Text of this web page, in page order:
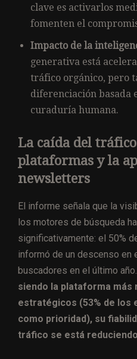
clave es activarlos
fomenten el
Impacto de la
generativa está
tráfico orgánico, pero
diferenciación basada
curaduría humana.
La caída del tráfico
plataformas y la
newsletters
El informe señala que la
los motores de búsqueda
significativamente: el 50%
informó de un descenso en
buscadores en el último año.
siendo la plataforma
estratégicos (53% de los
como prioridad), su
tráfico se está